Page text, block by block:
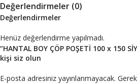
Değerlendirmeler (0)
Değerlendirmeler
Henüz değerlendirme yapılmadı.
“HANTAL BOY ÇÖP POŞETİ 100 x 150
kişi siz olun
E-posta adresiniz yayınlanmayacak.